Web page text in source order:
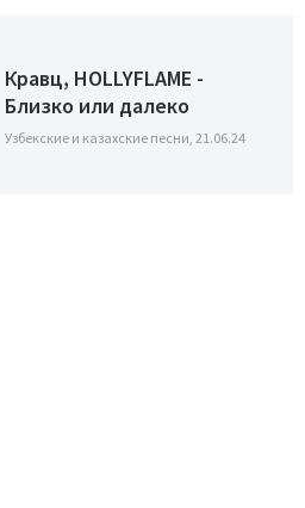
Кравц, HOLLYFLAME -
Близко или далеко
Узбекские и казахские песни, 21.06.24